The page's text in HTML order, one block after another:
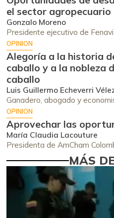
el sector agropecuario
Gonzalo Moreno
Presidente ejecutivo de Fenavi
OPINION
Alegoría a la historia
caballo y a la nobleza
caballo
Luis Guillermo Echeverri
Ganadero, abogado y
OPINION
Aprovechar las
María Claudia Lacouture
Presidenta de AmCham
MÁS